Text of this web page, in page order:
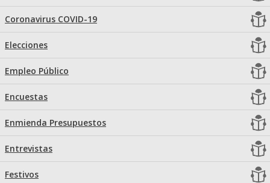
Coronavirus COVID-19
Elecciones
Empleo Público
Encuestas
Enmienda Presupuestos
Entrevistas
Festivos